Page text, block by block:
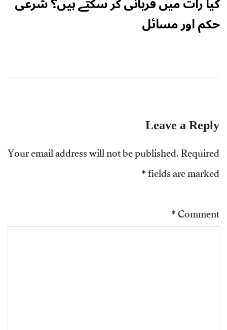
حکم اور مسائل
Leave a Reply
Your email address will not be published.Required
fields are marked
*
Comment
*